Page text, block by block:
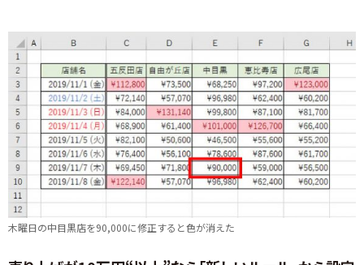
木曜日の中目黒店を90,000に修正すると色が消えた